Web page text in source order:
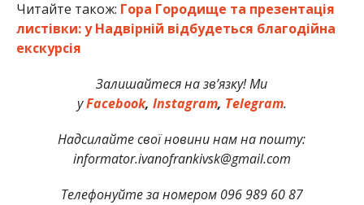
Читайте також: Гора Городище та презентація
листівки: у Надвірній відбудеться благодійна
екскурсія
Залишайтеся на зв’язку! Ми
уFacebook, Instagram, Telegram.
Надсилайте свої новини нам на пошту:
informator.ivanofrankivsk@gmail.com
Телефонуйте за номером 096 989 60 87